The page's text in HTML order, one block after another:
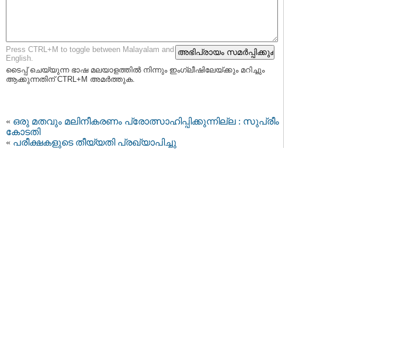
Press CTRL+M to toggle between Malayalam and
English.
ടൈപ്പ്‌ ചെയ്യുന്ന ഭാഷ മലയാളത്തില്‍ നിന്നും ഇംഗ്ലീഷിലേയ്ക്കും മറിച്ചും
ആക്കുന്നതിന് CTRL+M അമര്‍ത്തുക.
« ഒരു മതവും മലിനീകരണം പ്രോത്സാഹിപ്പിക്കുന്നില്ല : സുപ്രീം
കോടതി
« പരീക്ഷകളുടെ തീയ്യതി പ്രഖ്യാപിച്ചു